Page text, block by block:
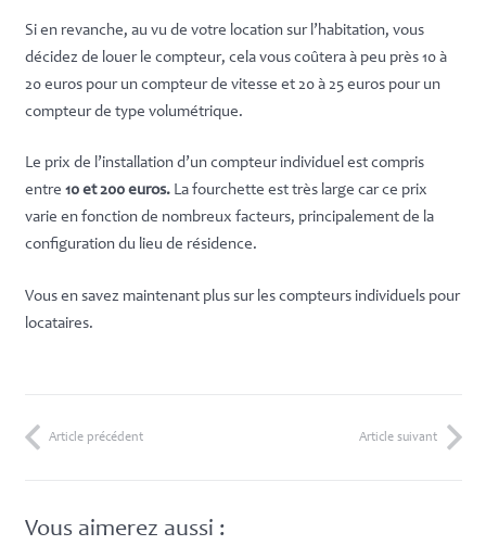
Si en revanche, au vu de votre location sur l’habitation, vous
décidez de louer le compteur, cela vous coûtera à peu près 10 à
20 euros pour un compteur de vitesse et 20 à 25 euros pour un
compteur de type volumétrique.
Le prix de l’installation d’un compteur individuel est compris
entre 10 et 200 euros.La fourchette est très large car ce prix
varie en fonction de nombreux facteurs, principalement de la
configuration du lieu de résidence.
Vous en savez maintenant plus sur les compteurs individuels pour
locataires.
Article précédent Article suivant
Vous aimerez aussi :